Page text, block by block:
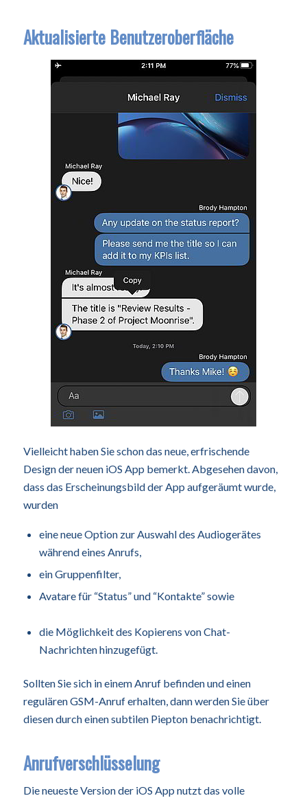
Aktualisierte Benutzeroberfläche
Vielleicht haben Sie schon das neue, erfrischende
Design der neuen iOS App bemerkt. Abgesehen davon,
dass das Erscheinungsbild der App aufgeräumt wurde,
wurden
eine neue Option zur Auswahl des Audiogerätes
während eines Anrufs,
ein Gruppenfilter,
Avatare für “Status” und “Kontakte” sowie
die Möglichkeit des Kopierens von Chat-
Nachrichten hinzugefügt.
Sollten Sie sich in einem Anruf befinden und einen
regulären GSM-Anruf erhalten, dann werden Sie über
diesen durch einen subtilen Piepton benachrichtigt.
Anrufverschlüsselung
Die neueste Version der iOS App nutzt das volle